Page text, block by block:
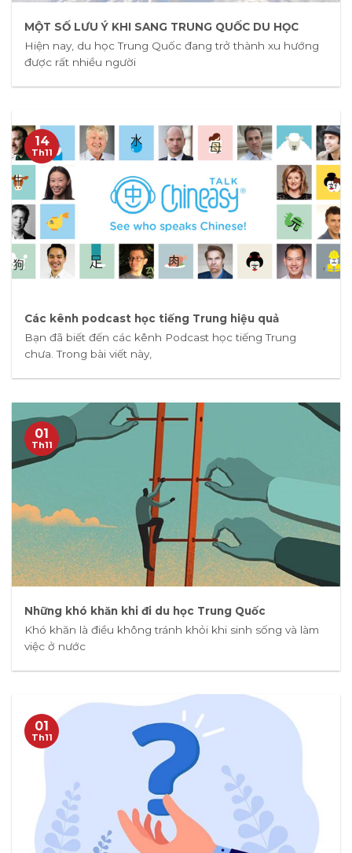
MỘT SỐ LƯU Ý KHI SANG TRUNG QUỐC DU HỌC
Hiện nay, du học Trung Quốc đang trở thành xu hướng
được rất nhiều người
Các kênh podcast học tiếng Trung hiệu quả
Bạn đã biết đến các kênh Podcast học tiếng Trung
chưa. Trong bài viết này,
14
Th11
Những khó khăn khi đi du học Trung Quốc
Khó khăn là điều không tránh khỏi khi sinh sống và làm
việc ở nước
01
Th11
01
Th11